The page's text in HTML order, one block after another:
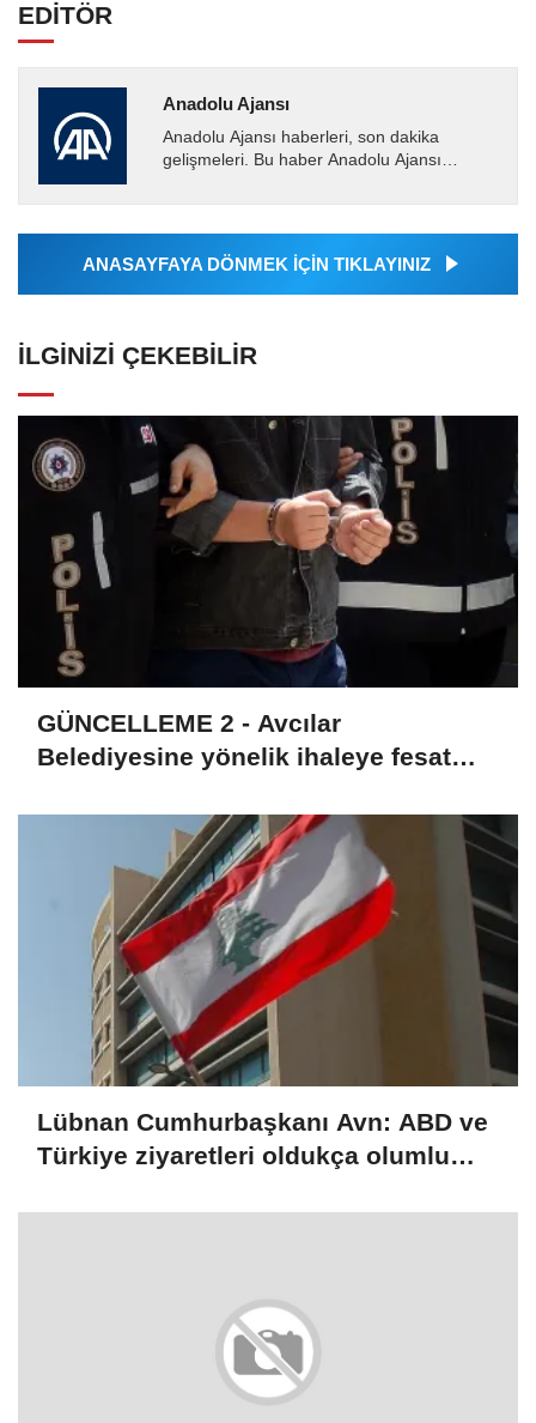
EDİTÖR
Anadolu Ajansı
Anadolu Ajansı haberleri, son dakika
gelişmeleri. Bu haber Anadolu Ajansı
tarafından geçilen tüm...
ANASAYFAYA DÖNMEK İÇİN TIKLAYINIZ
İLGINIZI ÇEKEBILIR
GÜNCELLEME 2 - Avcılar
Belediyesine yönelik ihaleye fesat
şüpheli tutuklandı
Lübnan Cumhurbaşkanı Avn: ABD ve
Türkiye ziyaretleri oldukça olumlu